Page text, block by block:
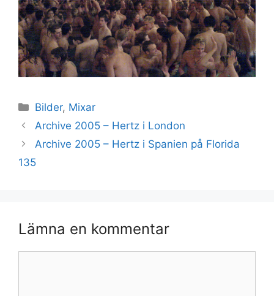
Kategorier
Bilder, Mixar
Archive 2005 – Hertz i London
Archive 2005 – Hertz i Spanien på Florida
135
Lämna en kommentar